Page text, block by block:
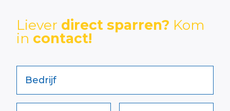
Liever direct sparren? Kom
in contact!
Bedrijf